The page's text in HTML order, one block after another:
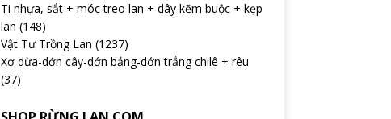
Ti nhựa, sắt + móc treo lan + dây kẽm buộc + kẹp
lan (148)
Vật Tư Trồng Lan (1237)
Xơ dừa-dớn cây-dớn bảng-dớn trắng chilê + rêu
(37)